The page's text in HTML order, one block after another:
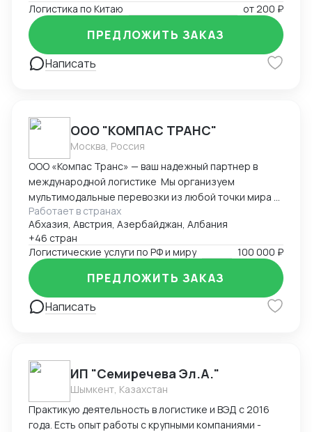
траспортировка , аналитика товара под клиента.
Любые товары, выбор маршрутов, отсрочки
платежей , выбор способа оплаты , документация.
Логистика по Китаю от200 ₽
Написать
ПРЕДЛОЖИТЬ ЗАКАЗ
ООО "КОМПАС ТРАНС"
Москва, Россия
ООО «Компас Транс» — ваш надежный партнер в
международной логистике Мы организуем
мультимодальные перевозки из любой точки мира с
полным таможенным сопровождением.
Предоставляем комплекс складских услуг в
ключевых логистических хабах Европы, Азии и
России. Специализируемся на перевозках
температурных грузов с гарантированным
соблюдением режима. Обеспечиваем доставку
сборных и генеральных грузов с ежедневным
преимущества: Таможенное оформление под ключ
Собственный парк температурных контейнеров
Персональный менеджер 24/7 Фиксированные
сроки доставки
Работает в странах
Абхазия, Австрия, Азербайджан, Албания
+46 стран
Логистические услуги по РФ и миру
100 000 ₽
Написать
ПРЕДЛОЖИТЬ ЗАКАЗ
ИП "Семиречева Эл.А."
Шымкент, Казахстан
Практикую деятельность в логистике и ВЭД с 2016
года. Есть опыт работы с крупными компаниями -